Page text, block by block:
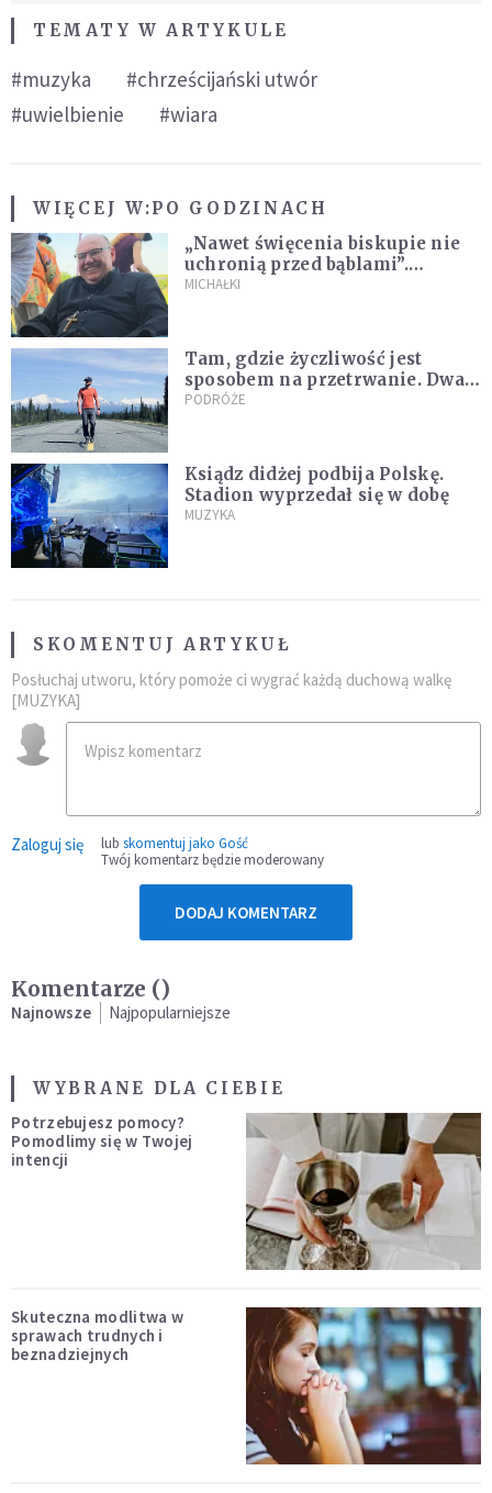
TEMATY W ARTYKULE
#muzyka
#chrześcijański utwór
#uwielbienie
#wiara
WIĘCEJ W:PO GODZINACH
„Nawet święcenia biskupie nie
uchronią przed bąblami”.
Archidiecezja pokazała
MICHAŁKI
Tam, gdzie życzliwość jest
sposobem na przetrwanie. Dwa
tygodnie na Alasce [REPORTAŻ]
PODRÓŻE
Ksiądz didżej podbija Polskę.
Stadion wyprzedał się w dobę
MUZYKA
SKOMENTUJ ARTYKUŁ
Posłuchaj utworu, który pomoże ci wygrać każdą duchową walkę
[MUZYKA]
Zaloguj się lub skomentuj jako Gość
Twój komentarz będzie moderowany
DODAJ KOMENTARZ
Komentarze ()
Najnowsze Najpopularniejsze
WYBRANE DLA CIEBIE
Potrzebujesz pomocy?
Pomodlimy się w Twojej
intencji
Skuteczna modlitwa w
sprawach trudnych i
beznadziejnych